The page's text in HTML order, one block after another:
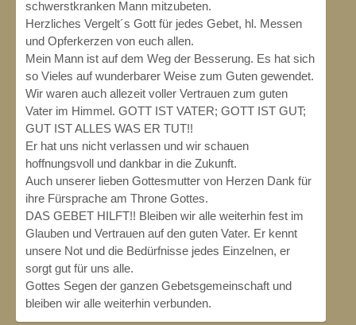
schwerstkranken Mann mitzubeten.
Herzliches Vergelt´s Gott für jedes Gebet, hl. Messen
und Opferkerzen von euch allen.
Mein Mann ist auf dem Weg der Besserung. Es hat sich
so Vieles auf wunderbarer Weise zum Guten gewendet.
Wir waren auch allezeit voller Vertrauen zum guten
Vater im Himmel. GOTT IST VATER; GOTT IST GUT;
GUT IST ALLES WAS ER TUT!!
Er hat uns nicht verlassen und wir schauen
hoffnungsvoll und dankbar in die Zukunft.
Auch unserer lieben Gottesmutter von Herzen Dank für
ihre Fürsprache am Throne Gottes.
DAS GEBET HILFT!! Bleiben wir alle weiterhin fest im
Glauben und Vertrauen auf den guten Vater. Er kennt
unsere Not und die Bedürfnisse jedes Einzelnen, er
sorgt gut für uns alle.
Gottes Segen der ganzen Gebetsgemeinschaft und
bleiben wir alle weiterhin verbunden.